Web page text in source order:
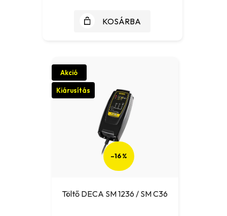
KOSÁRBA
Akció
Kiárusítás
Töltő DECA SM 1236 / SM C36
–16 %